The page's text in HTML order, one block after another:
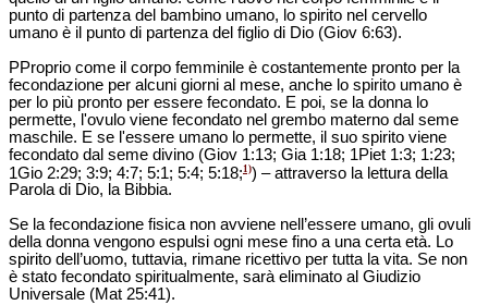
punto di partenza del bambino umano, lo spirito nel cervello
umano è il punto di partenza del figlio di Dio (Giov 6:63).
PProprio come il corpo femminile è costantemente pronto per la
fecondazione per alcuni giorni al mese, anche lo spirito umano è
per lo più pronto per essere fecondato. E poi, se la donna lo
permette, l'ovulo viene fecondato nel grembo materno dal seme
maschile. E se l'essere umano lo permette, il suo spirito viene
fecondato dal seme divino (Giov 1:13; Gia 1:18; 1Piet 1:3; 1:23;
1Gio 2:29; 3:9; 4:7; 5:1; 5:4; 5:18;1)) – attraverso la lettura della
Parola di Dio, la Bibbia.
Se la fecondazione fisica non avviene nell’essere umano, gli ovuli
della donna vengono espulsi ogni mese fino a una certa età. Lo
spirito dell’uomo, tuttavia, rimane ricettivo per tutta la vita. Se non
è stato fecondato spiritualmente, sarà eliminato al Giudizio
Universale (Mat 25:41).